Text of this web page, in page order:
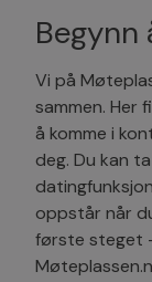
Begynn
Vi på
sammen. Her
å komme i
deg. Du kan
oppstår når
første steget